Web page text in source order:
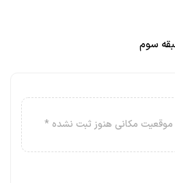
تا اینجا راضی هستم
کم تر شدن و پوستم روشن شد
دکتر و خیلی پوستم شفاف شده و واقعا راضی هستم
سوم
مکانی هنوز ثبت نشده *